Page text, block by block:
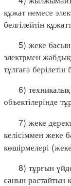
құжат немесе
белгілейтін
5) жеке басын
электрмен
тұлғаға
6) техникалық
объектілерінде
7) жеке
келісіммен жеке
көшірмелері
8) тұрғын үйде
санын растайтын